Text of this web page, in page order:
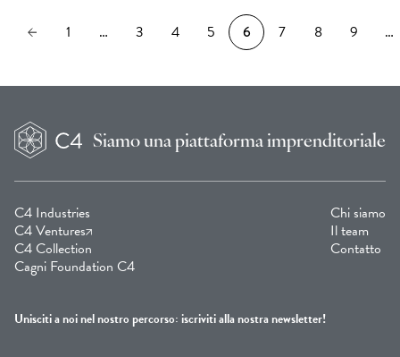
1 … 3 4 5 6 7 8 9 …
Siamo una piattaforma imprenditoriale
C4 Industries
C4 Ventures
C4 Collection
Cagni Foundation C4
Chi siamo
Il team
Contatto
Unisciti a noi nel nostro percorso: iscriviti alla nostra newsletter!